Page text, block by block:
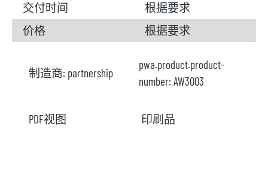
交付时间
根据要求
价格
根据要求
制造商: partnership
pwa.product.product-
number: AW3003
PDF视图 印刷品